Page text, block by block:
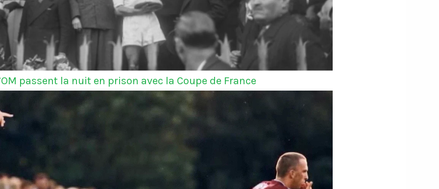
passent la nuit en prison avec la Coupe de France